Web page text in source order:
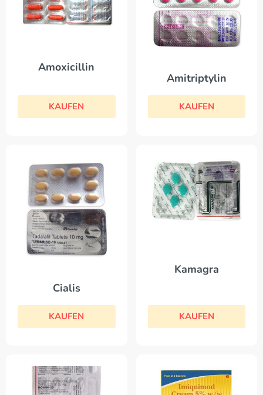
Amoxicillin
KAUFEN
Amitriptylin
KAUFEN
Cialis
KAUFEN
Kamagra
KAUFEN